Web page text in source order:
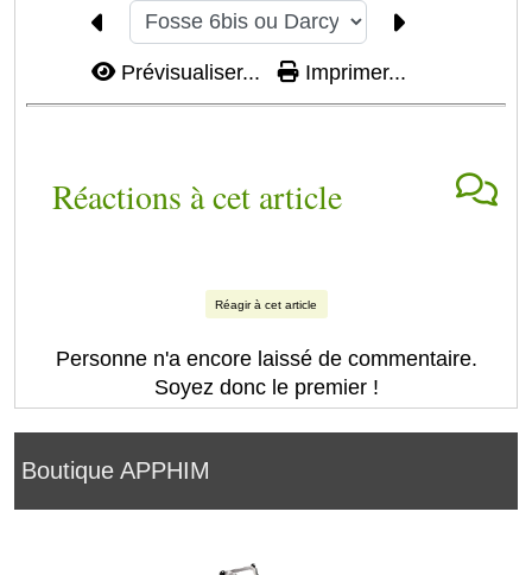
Boutique APPHIM
Prévisualiser... Imprimer...
Réactions à cet article
Réagir à cet article
Personne n'a encore laissé de commentaire.
Soyez donc le premier !